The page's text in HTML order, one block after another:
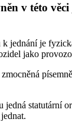
v této
jednání je
jako
jedná statutární